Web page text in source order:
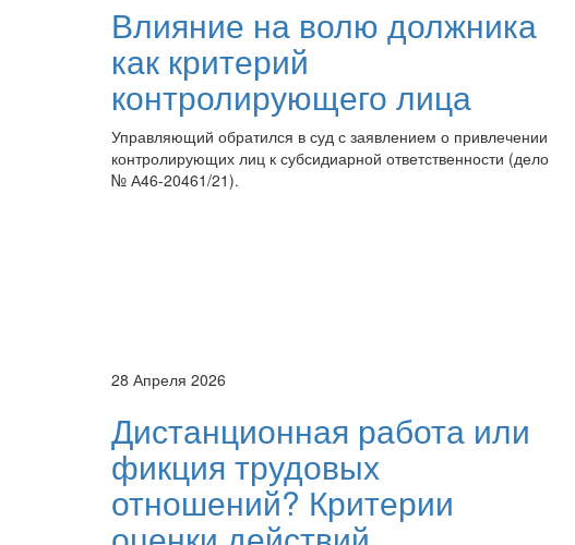
Влияние на волю должника
как критерий
контролирующего лица
Управляющий обратился в суд с заявлением о привлечении
контролирующих лиц к субсидиарной ответственности (дело
№ А46-20461/21).
28 Апреля 2026
Дистанционная работа или
фикция трудовых
отношений? Критерии